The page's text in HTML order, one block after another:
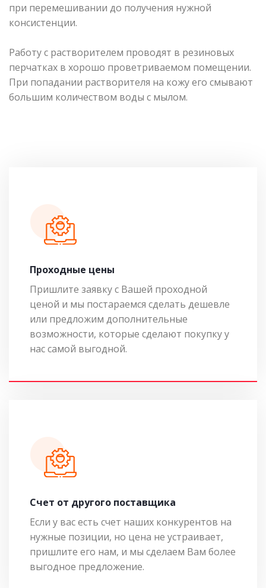
при перемешивании до получения нужной
консистенции.
Работу с растворителем проводят в резиновых
перчатках в хорошо проветриваемом помещении.
При попадании растворителя на кожу его смывают
большим количеством воды с мылом.
Проходные цены
Пришлите заявку с Вашей проходной
ценой и мы постараемся сделать дешевле
или предложим дополнительные
возможности, которые сделают покупку у
нас самой выгодной.
Cчет от другого поставщика
Если у вас есть счет наших конкурентов на
нужные позиции, но цена не устраивает,
пришлите его нам, и мы сделаем Вам более
выгодное предложение.